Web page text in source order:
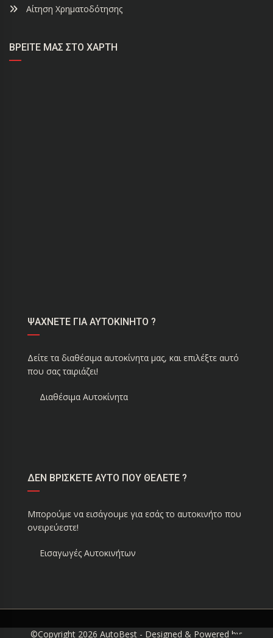
Αίτηση Χρηματοδότησης
ΒΡΕΊΤΕ ΜΑΣ ΣΤΟ ΧΆΡΤΗ
ΨΑΧΝΕΤΕ ΓΙΑ ΑΥΤΟΚΙΝΗΤΟ ?
Δείτε τα διαθέσιμα αυτοκίνητα μας, και επιλέξτε αυτό
που σας ταιριάζει!
Διαθέσιμα Αυτοκίνητα
ΔΕΝ ΒΡΙΣΚΕΤΕ ΑΥΤΟ ΠΟΥ ΘΕΛΕΤΕ ?
Μπορούμε να εισάγουμε για εσάς το αυτοκινήτο που
ονειρεύεστε!
Εισαγωγές Αυτοκινήτων
©Copyright 2026 AutoBest - Designed & Powered by: